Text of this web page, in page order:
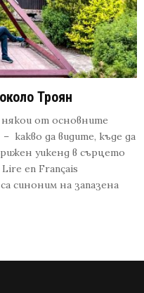
Троян
от основните
какво да видите, къде да
уикенд в сърцето
Lire en Français
синоним на запазена